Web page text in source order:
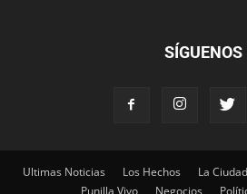
SÍGUENOS
Ultimas Noticias Los Hechos La Ciudad
Punilla Vivo
Negocios